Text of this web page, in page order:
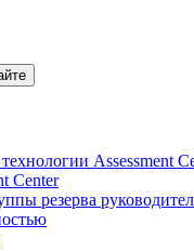
Assessment
Center
резерва